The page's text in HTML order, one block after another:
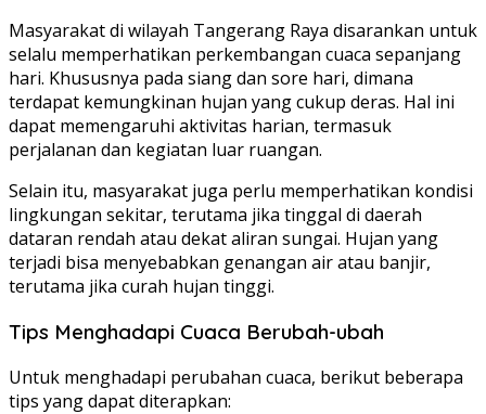
Masyarakat di wilayah Tangerang Raya disarankan untuk
selalu memperhatikan perkembangan cuaca sepanjang
hari. Khususnya pada siang dan sore hari, dimana
terdapat kemungkinan hujan yang cukup deras. Hal ini
dapat memengaruhi aktivitas harian, termasuk
perjalanan dan kegiatan luar ruangan.
Selain itu, masyarakat juga perlu memperhatikan kondisi
lingkungan sekitar, terutama jika tinggal di daerah
dataran rendah atau dekat aliran sungai. Hujan yang
terjadi bisa menyebabkan genangan air atau banjir,
terutama jika curah hujan tinggi.
Tips Menghadapi Cuaca Berubah-ubah
Untuk menghadapi perubahan cuaca, berikut beberapa
tips yang dapat diterapkan: